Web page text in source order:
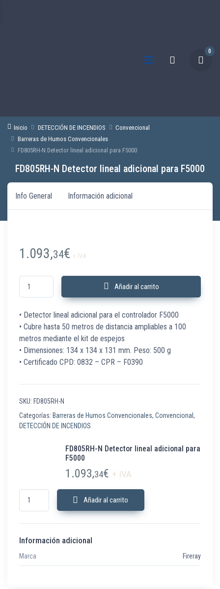
0
Inicio DETECCIÓN DE INCENDIOS
Convencional
Barreras de Humos Convencionales
FD805RH-N Detector lineal adicional para F5000
FD805RH-N Detector lineal adicional para F5000
Info General Información adicional
1.093,34€ + IVA
FD805RH-N Detector lineal adicional para F5000 cantidad
Añadir al carrito
• Detector lineal adicional para el controlador F5000
• Cubre hasta 50 metros de distancia ampliables a 100
metros mediante el kit de espejos
• Dimensiones: 134 x 134 x 131 mm. Peso: 500 g
• Certificado CPD: 0832 – CPR – F0390
SKU: FD805RH-N
Categorías: Barreras de Humos Convencionales, Convencional ,
DETECCIÓN DE INCENDIOS
FD805RH-N Detector lineal adicional para
F5000
1.093,34€ + IVA
FD805RH-N Detector lineal adicional para F5000 cantidad
Añadir al carrito
Información adicional
Marca Fireray